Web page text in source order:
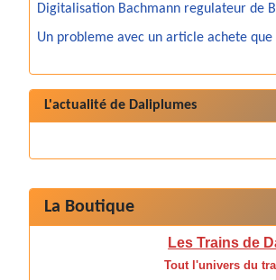
La Boutique
Les Trains de
Tout l'univers du
Digitalisation Bachmann regulateur de
Un probleme avec un article achete
L'actualité de Daliplumes